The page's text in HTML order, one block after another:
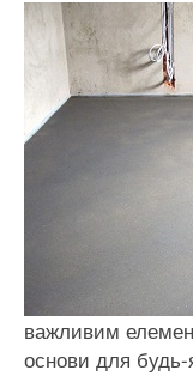
важливим
основи для будь-